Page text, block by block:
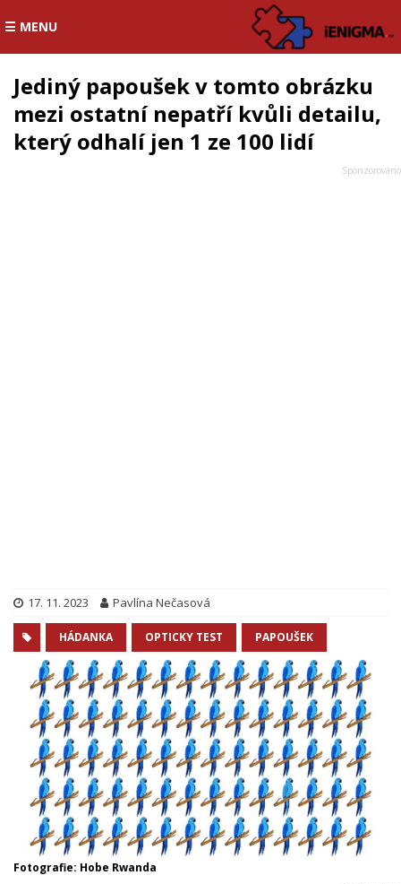
☰ MENU
Jediný papoušek v tomto obrázku
mezi ostatní nepatří kvůli detailu,
který odhalí jen 1 ze 100 lidí
17. 11. 2023 Pavlína Nečasová
HÁDANKA OPTICKY TEST PAPOUŠEK
Fotografie: Hobe Rwanda